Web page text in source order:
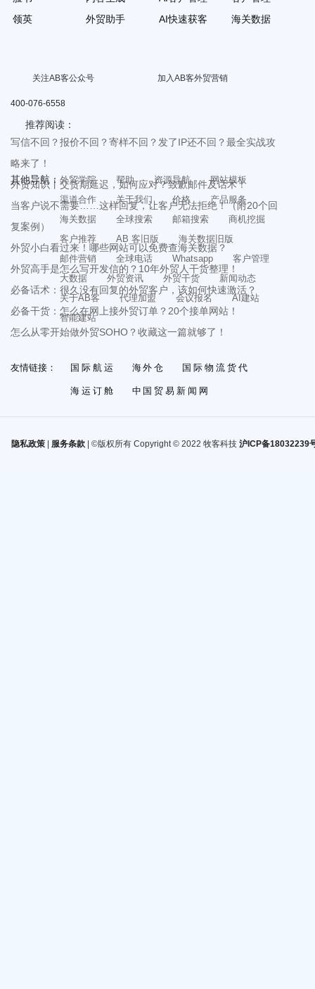
领英
外贸助手
AI快速获客
海关数据
关注AB客公众号 加入AB客外贸营销
400-076-6558
推荐阅读：
写信不回？报价不回？寄样不回？发了IP还不回？最全实战攻
略来了！
外贸知识丨交货期延迟，如何应对？致歉邮件及话术！
当客户说不需要……这样回复，让客户无法拒绝！（附20个回
复案例）
外贸小白看过来！哪些网站可以免费查海关数据？
外贸高手是怎么写开发信的？10年外贸人干货整理！
必备话术：很久没有回复的外贸客户，该如何快速激活？
必备干货：怎么在网上接外贸订单？20个接单网站！
怎么从零开始做外贸SOHO？收藏这一篇就够了！
其他导航： 外贸学院 帮助 资源导航
网站模板
渠道合作
关于我们 价格
产品服务
海关数据
全球搜索 邮箱搜索
商机挖掘
客户推荐
AB 客旧版
海关数据旧版
邮件营销
全球电话 Whatsapp
客户管理
大数据
外贸资讯 外贸干货
新闻动态
关于AB客
代理加盟 会议报名
AI建站
智能建站
友情链接： 国际航运 海外仓 国际物流货代
海运订舱 中国贸易新闻网
隐私政策| 服务条款| ©版权所有 Copyright © 2022 牧客科技 沪ICP备18032239